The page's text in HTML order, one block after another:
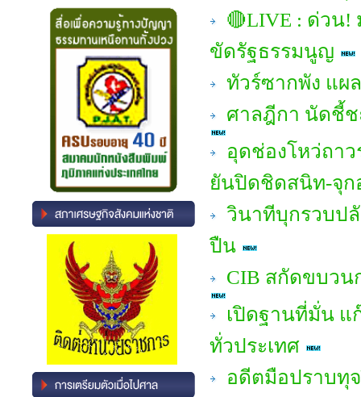
🔴LIVE : ด่วน!
ขัดรัฐธรรมนูญ
ทัวร์ซากพัง แผ
ศาลฎีกา นัดชี้ช
อุดช่องโหว่ถาว
ยันปิดชิดสนิท-จุก
วินาทีบุกรวบป
ปืน
CIB สกัดขบวน
เปิดฐานที่มั่น แ
ทั่วประเทศ
อดีตมือปราบทุ